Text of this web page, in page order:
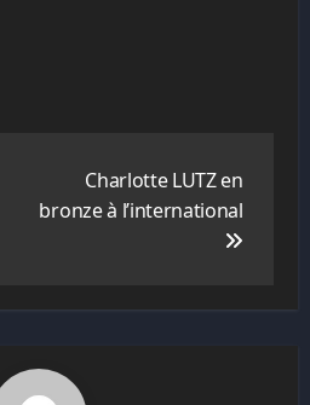
Charlotte LUTZ en
bronze à l’international